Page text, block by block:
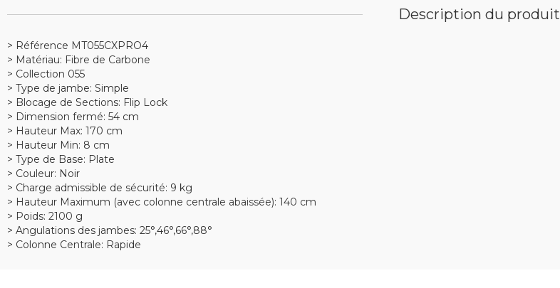
Description du produit
> Référence MT055CXPRO4
> Matériau: Fibre de Carbone
> Collection 055
> Type de jambe: Simple
> Blocage de Sections: Flip Lock
> Dimension fermé: 54 cm
> Hauteur Max: 170 cm
> Hauteur Min: 8 cm
> Type de Base: Plate
> Couleur: Noir
> Charge admissible de sécurité: 9 kg
> Hauteur Maximum (avec colonne centrale abaissée): 140 cm
> Poids: 2100 g
> Angulations des jambes: 25°,46°,66°,88°
> Colonne Centrale: Rapide